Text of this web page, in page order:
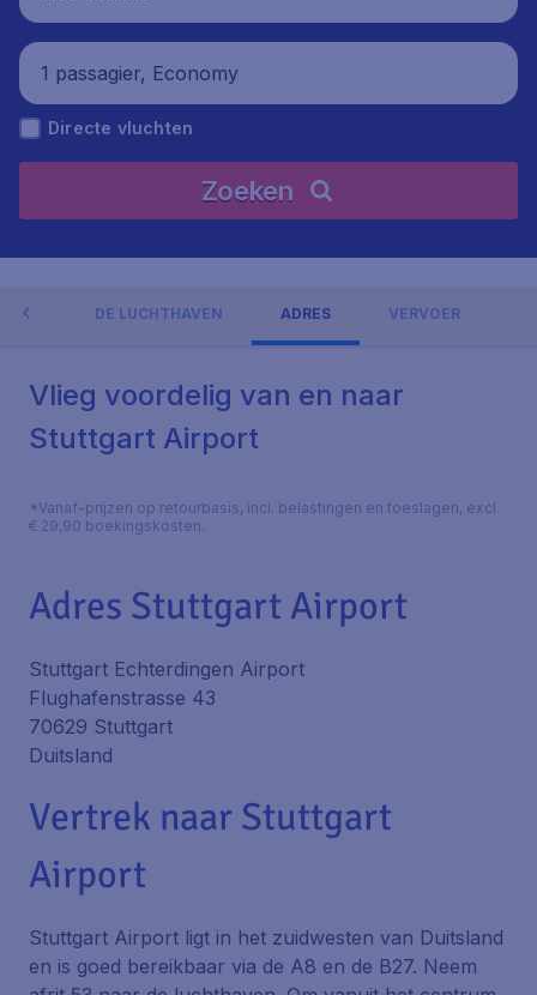
1 passagier, Economy
Directe vluchten
Zoeken
DE LUCHTHAVEN ADRES VERVOER
Vlieg voordelig van en naar
Stuttgart Airport
*Vanaf-prijzen op retourbasis, incl. belastingen en toeslagen, excl.
€ 29,90 boekingskosten.
Adres Stuttgart Airport
Stuttgart Echterdingen Airport
Flughafenstrasse 43
70629 Stuttgart
Duitsland
Vertrek naar Stuttgart
Airport
Stuttgart Airport ligt in het zuidwesten van Duitsland
en is goed bereikbaar via de A8 en de B27. Neem